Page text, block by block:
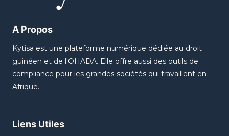
A Propos
Kytisa est une plateforme numérique dédiée au droit
guinéen et de l'OHADA. Elle offre aussi des outils de
compliance pour les grandes sociétés qui travaillent en
Afrique.
Liens Utiles